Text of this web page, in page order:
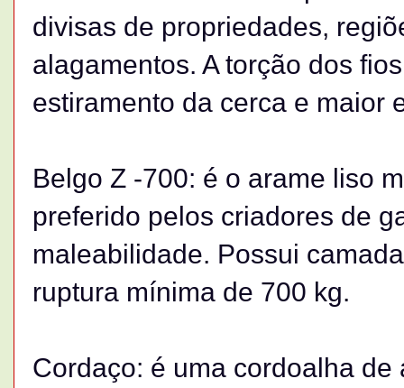
divisas de propriedades,
alagamentos. A torção dos
estiramento da cerca e maior
Belgo Z -700: é o arame liso
preferido pelos criadores de
maleabilidade. Possui
ruptura mínima de 700 kg.
Cordaço: é uma cordoalha